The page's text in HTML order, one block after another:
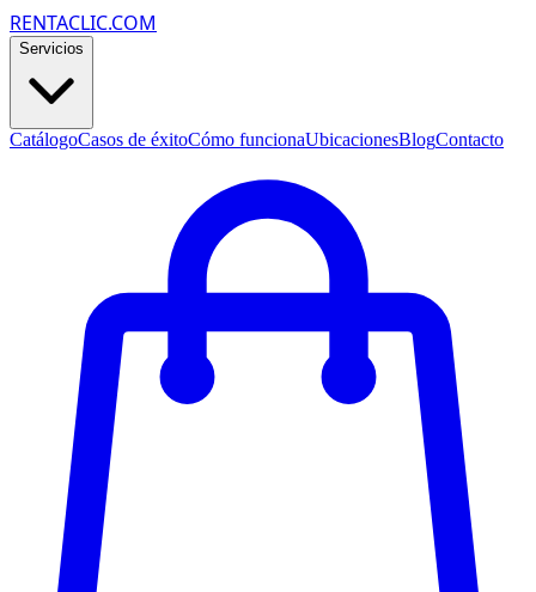
RENTACLIC.COM
Servicios
CatálogoCasos de éxitoCómo funcionaUbicacionesBlogContacto